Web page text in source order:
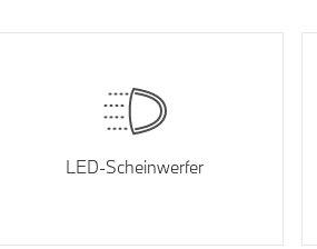
LED-Scheinwerfer